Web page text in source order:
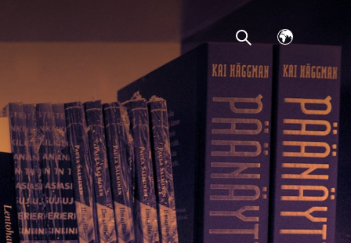
Avaa
kielivalikko